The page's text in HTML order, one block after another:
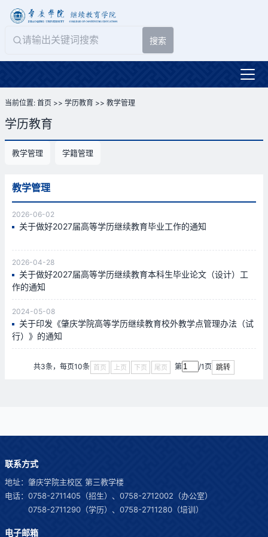
搜索
当前位置: 首页 >> 学历教育 >> 教学管理
学历教育
教学管理 学籍管理
教学管理
关于做好2027届高等学历继续教育毕业工作的通知
2026-06-02
关于做好2027届高等学历继续教育本科生毕业论文（设计）工
作的通知
2026-04-28
关于印发《肇庆学院高等学历继续教育校外教学点管理办法（试
行）》的通知
2024-05-08
共3条，每页10条 首页 上页 下页 尾页 第 /1页 跳转
联系方式
地址：肇庆学院主校区 第三教学楼
电话：0758-2711405（招生）、0758-2712002（办公室）
0758-2711290（学历）、0758-2711280（培训）
电子邮箱